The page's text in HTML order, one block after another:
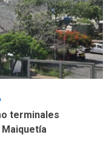
ÚLTIMA HORA
años de la
Japón
no
terminales